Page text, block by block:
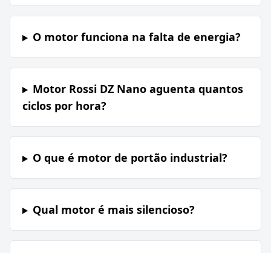
O motor funciona na falta de energia?
Motor Rossi DZ Nano aguenta quantos
ciclos por hora?
O que é motor de portão industrial?
Qual motor é mais silencioso?